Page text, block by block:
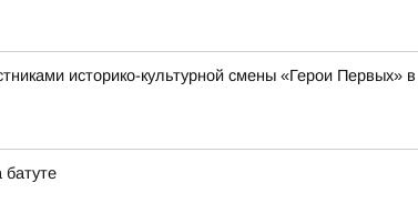
историко-культурной смены «Герои Первых»
батуте